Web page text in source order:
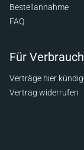
Bestellannahme
FAQ
Für
Verträge hier
Vertrag widerrufen